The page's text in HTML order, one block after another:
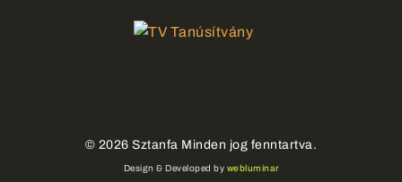
© 2026 Sztanfa Minden jog fenntartva.
Design & Developed by webluminar